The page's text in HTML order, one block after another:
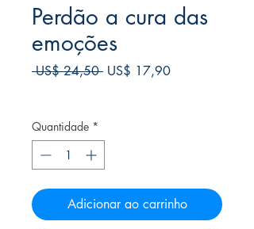
Perdão a cura das
emoções
US$ 24,50 Preço
US$ 17,90Preço
Quantidade *
Adicionar ao carrinho